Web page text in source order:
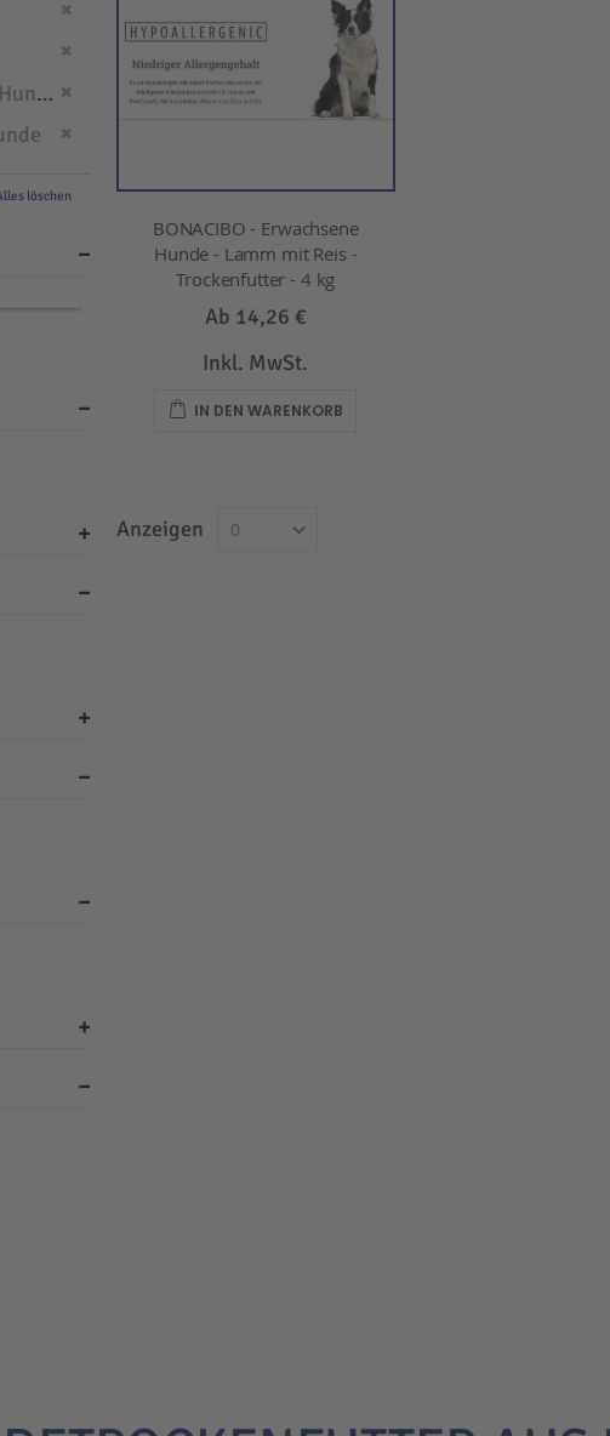
BONACIBO - Erwachsene
Hunde - Lamm mit Reis -
Trockenfutter - 4 kg
Ab 14,26 €
Inkl. MwSt.
IN DEN WARENKORB
Anzeigen
Dies entfernen
Dies entfernen
löschen